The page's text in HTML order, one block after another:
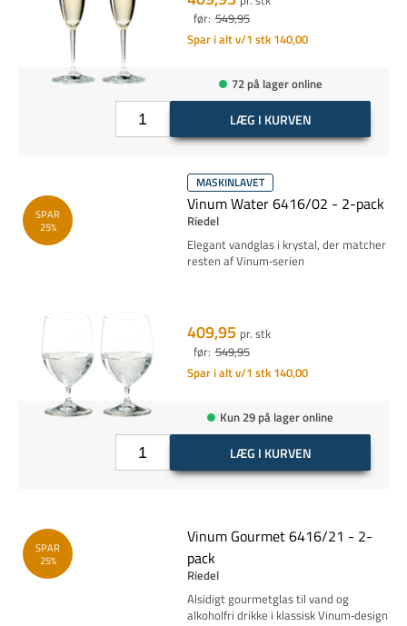
før: 549,95
Spar i alt v/1 stk 140,00
72 på lager online
LÆG I KURVEN
SPAR
25%
MASKINLAVET
Vinum Water 6416/02 - 2-pack
Riedel
Elegant vandglas i krystal, der matcher
resten af Vinum‑serien
409,95 pr. stk
før: 549,95
Spar i alt v/1 stk 140,00
Kun 29 på lager online
LÆG I KURVEN
SPAR
25%
Vinum Gourmet 6416/21 - 2-
pack
Riedel
Alsidigt gourmetglas til vand og
alkoholfri drikke i klassisk Vinum‑design